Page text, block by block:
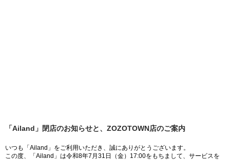
「Ailand」閉店のお知らせと、ZOZOTOWN店のご案内
いつも「Ailand」をご利用いただき、誠にありがとうございます。
この度、「Ailand」は令和8年7月31日（金）17:00をもちまして、サービスを